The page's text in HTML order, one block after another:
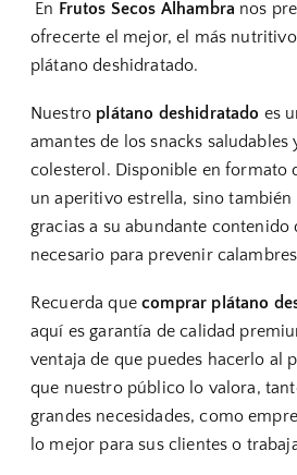
En Frutos Secos Alhambra nos
ofrecerte el mejor, el más
plátano deshidratado.
Nuestro plátano deshidratado es
amantes de los snacks saludables
colesterol. Disponible en formato
un aperitivo estrella, sino
gracias a su abundante contenido
necesario para prevenir
Recuerda quecomprar plátano
aquí es garantía de calidad
ventaja de que puedes hacerlo al
que nuestro público lo valora,
grandes necesidades, como
lo mejor para sus clientes o